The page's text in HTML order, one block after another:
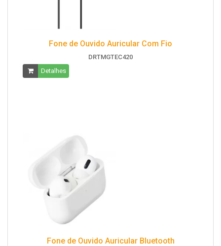
Fone de Ouvido Auricular Com Fio
DRTMGTEC420
Detalhes
Fone de Ouvido Auricular Bluetooth